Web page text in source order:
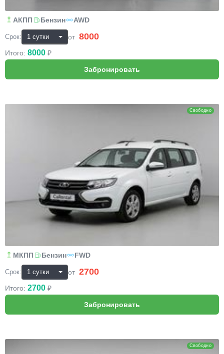
АКПП Бензин AWD
Срок: от 8000
Итого: 8000 ₽
Свободно
МКПП Бензин FWD
Срок: от 2700
Итого: 2700 ₽
Свободно